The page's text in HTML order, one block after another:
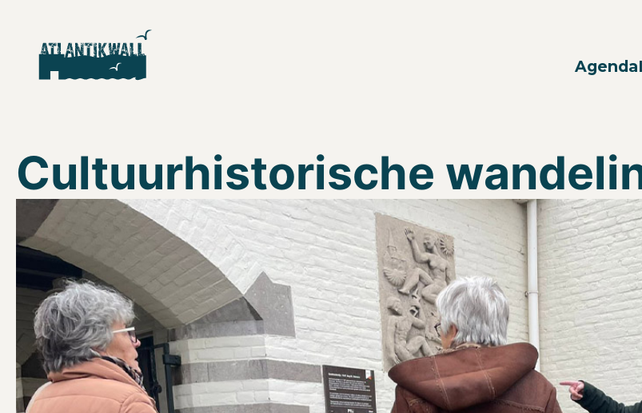
Agenda
Cultuurhistorische